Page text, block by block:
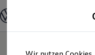
Modelle und
Modelle